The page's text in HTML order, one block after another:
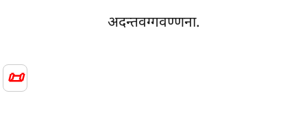
📜
अदन्तवग्गवण्णना.